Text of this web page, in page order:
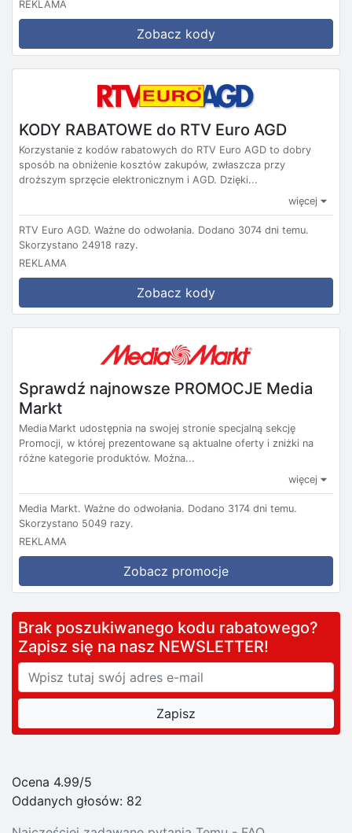
REKLAMA
Zobacz kody
KODY RABATOWE do RTV Euro AGD
Korzystanie z kodów rabatowych do RTV Euro AGD to dobry
sposób na obniżenie kosztów zakupów, zwłaszcza przy
droższym sprzęcie elektronicznym i AGD. Dzięki...
więcej
RTV Euro AGD. Ważne do odwołania. Dodano 3074 dni temu.
Skorzystano 24918 razy.
REKLAMA
Zobacz kody
Sprawdź najnowsze PROMOCJE Media
Markt
Media Markt udostępnia na swojej stronie specjalną sekcję
Promocji, w której prezentowane są aktualne oferty i zniżki na
różne kategorie produktów. Można...
więcej
Media Markt. Ważne do odwołania. Dodano 3174 dni temu.
Skorzystano 5049 razy.
REKLAMA
Zobacz promocje
Brak poszukiwanego kodu rabatowego?
Zapisz się na nasz NEWSLETTER!
Ocena 4.99/5
Oddanych głosów: 82